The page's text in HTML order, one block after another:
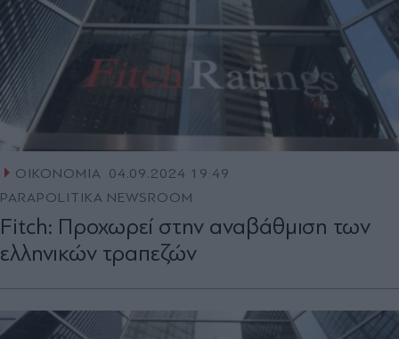
ΟΙΚΟΝΟΜΙΑ 04.09.2024 19:49
PARAPOLITIKA NEWSROOM
Fitch: Προχωρεί στην αναβάθμιση των
ελληνικών τραπεζών